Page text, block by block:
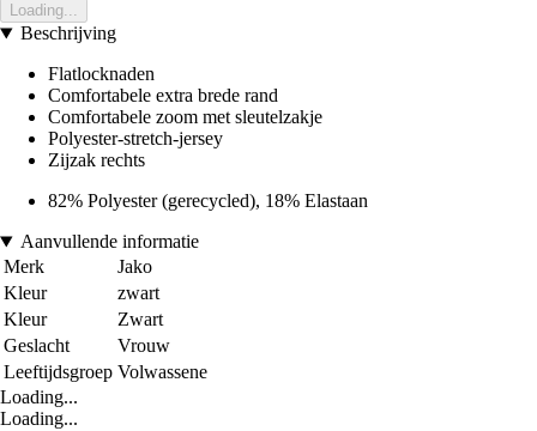
Loading...
Beschrijving
Flatlocknaden
Comfortabele extra brede rand
Comfortabele zoom met sleutelzakje
Polyester-stretch-jersey
Zijzak rechts
82% Polyester (gerecycled), 18% Elastaan
Aanvullende informatie
Merk
Jako
Kleur
zwart
Kleur
Zwart
Geslacht
Vrouw
Leeftijdsgroep Volwassene
Loading...
Loading...